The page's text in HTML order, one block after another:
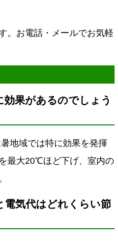
。お電話・メールでお気軽
効果があるのでしょう
地域では特に効果を発揮
最大20℃ほど下げ、室内の
電気代はどれくらい節